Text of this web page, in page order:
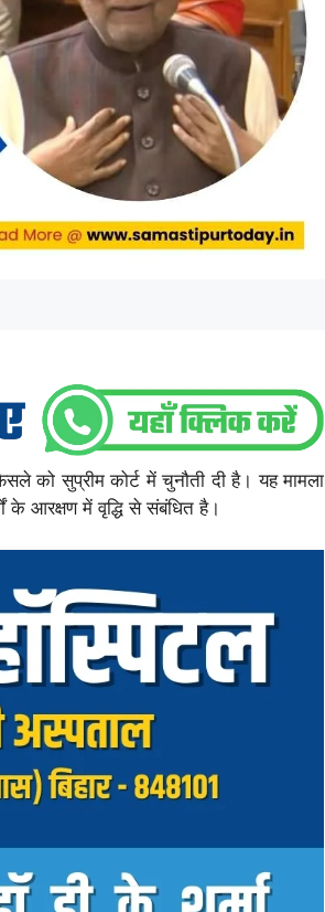
को सुप्रीम कोर्ट में चुनौती दी है। यह मामला
के आरक्षण में वृद्धि से संबंधित है।